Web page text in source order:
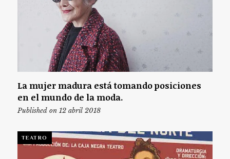
La mujer madura está tomando posiciones
en el mundo de la moda.
Published on 12 abril 2018
TEATRO